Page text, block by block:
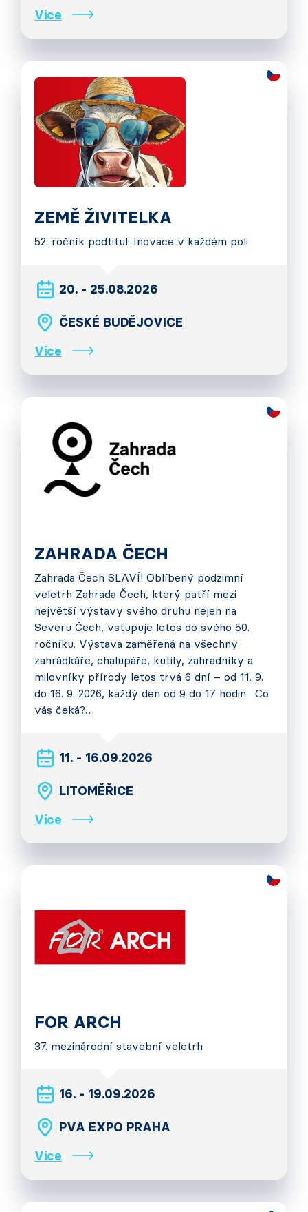
Více
ZEMĚ ŽIVITELKA
52. ročník podtitul: Inovace v každém poli
20. - 25.08.2026
ČESKÉ BUDĚJOVICE
Více
ZAHRADA ČECH
Zahrada Čech SLAVÍ! Oblíbený podzimní
veletrh Zahrada Čech, který patří mezi
největší výstavy svého druhu nejen na
Severu Čech, vstupuje letos do svého 50.
ročníku. Výstava zaměřená na všechny
zahrádkáře, chalupáře, kutily, zahradníky a
milovníky přírody letos trvá 6 dní – od 11. 9.
do 16. 9. 2026, každý den od 9 do 17 hodin. Co
vás čeká?…
11. - 16.09.2026
LITOMĚŘICE
Více
FOR ARCH
37. mezinárodní stavební veletrh
16. - 19.09.2026
PVA EXPO PRAHA
Více